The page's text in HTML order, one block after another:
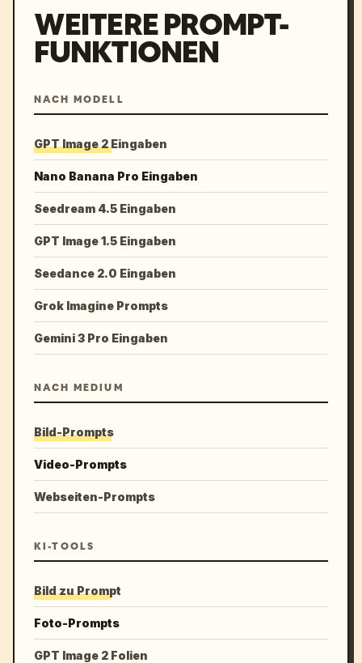
WEITERE PROMPT-
FUNKTIONEN
NACH MODELL
GPT Image 2 Eingaben
Nano Banana Pro Eingaben
Seedream 4.5 Eingaben
GPT Image 1.5 Eingaben
Seedance 2.0 Eingaben
Grok Imagine Prompts
Gemini 3 Pro Eingaben
NACH MEDIUM
Bild-Prompts
Video-Prompts
Webseiten-Prompts
KI-TOOLS
Bild zu Prompt
Foto-Prompts
GPT Image 2 Folien